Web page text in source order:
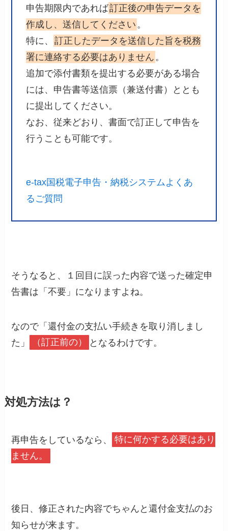
申告期限内であれば訂正後の申告データを
作成し、送信してください 。
特に、 訂正したデータを送信した旨を税務
署に連絡する必要はありません 。
追加で添付書類を提出する必要がある場合
には、申告書等送信票（兼送付書）ととも
に提出してください。
なお、従来どおり、書面で訂正して申告を
行うことも可能です。
e-tax国税電子申告・納税システムよくあ
るご質問
そうなると、１回目に誤った内容で送った確定申
告書は「不要」になりますよね。
なので「還付金の支払い手続きを取り消しまし
た」
（訂正前の） となるわけです。
対処方法は？
再申告をしているなら、
特に何かする必要はあり
ません。
後日、修正された内容でちゃんと還付金支払のお
知らせが来ます。